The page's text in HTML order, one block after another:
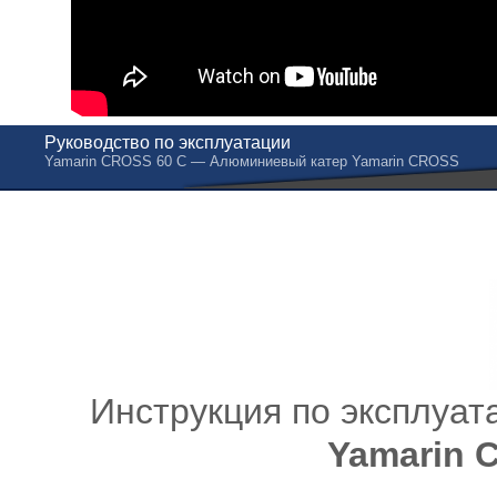
Руководство по эксплуатации
Yamarin CROSS 60 C — Алюминиевый катер Yamarin CROSS
Инструкция по
Yamarin